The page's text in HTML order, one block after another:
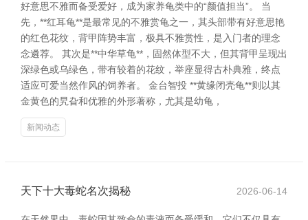
好意思不雅而备受爱好，成为家养龟类中的“颜值担当”。 当
先，**红耳龟**是最常见的不雅赏龟之一，其头部带有好意思艳
的红色花纹，背甲阵势丰富，极具不雅赏性，是入门者的理念
念遴荐。 其次是**中华草龟**，固然体型不大，但其背甲呈现出
深绿色或乌绿色，带有较着的花纹，举座显得古朴典雅，终点
适应可爱当然作风的饲养者。 金台智投 **黄缘闭壳龟**则以其
金黄色的旯旮和优雅的外形著称，尤其是幼龟，
新闻动态
天下十大毒蛇名次揭秘 2026-06-14